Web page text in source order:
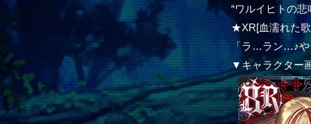
“ワルイヒトの
★XR[血濡れた
「ラ…ラン…♪や
▼キャラクター